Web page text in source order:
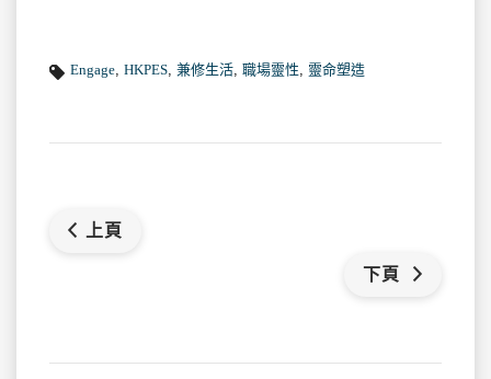
Engage HKPES 兼修生活 職場靈性 靈命塑造
上頁
下頁